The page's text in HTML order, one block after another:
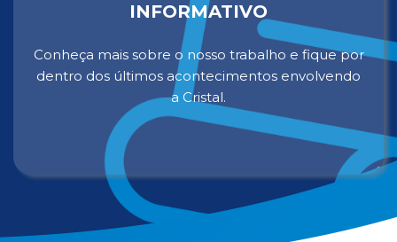
INFORMATIVO
Conheça mais sobre o nosso trabalho e fique por
dentro dos últimos acontecimentos envolvendo
a Cristal.